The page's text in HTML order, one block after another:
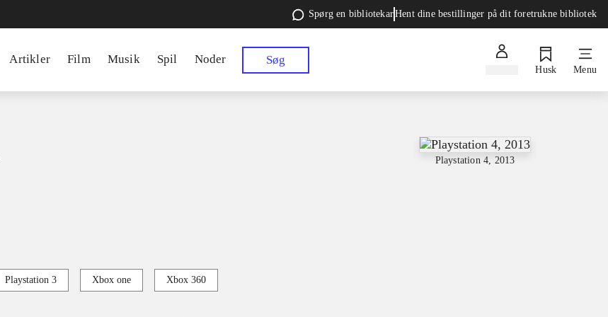
Spørg en bibliotekarHent dine bestillinger på dit foretrukne bibliotek
Artikler Film Musik Spil Noder Søg
Husk Menu
Playstation 4, 2013
Playstation 3 Xbox one Xbox 360